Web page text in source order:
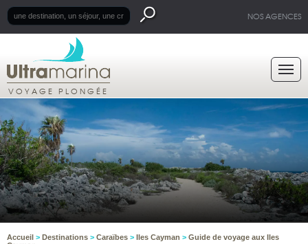
NOS AGENCES
VOYAGE PLONGÉE
Accueil > Destinations > Caraïbes > Iles Cayman > Guide de voyage aux Iles